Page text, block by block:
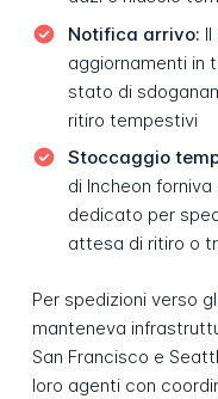
Notifica arrivo:
aggiornamenti in
stato di
ritiro tempestivi
Stoccaggio
di Incheon
dedicato per
attesa di ritiro o
Per spedizioni verso
manteneva
San Francisco e
loro agenti con